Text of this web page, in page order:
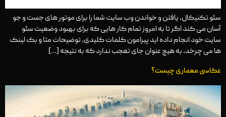
سئو تکنیکال، یافتن و خواندن وب سایت شما را برای موتور های جست و جو
آسان می کند اگر تا به امروز تمام کار هایی که برای بهبود وضعیت سئو
سایت خود انجام داده اید پیرامون کلمات کلیدی، توضیحات متا و بک لینک
ها می چرخد، به هیچ عنوان جای تعجب ندارد که به نتیجه […]
عکاسی معماری چیست؟